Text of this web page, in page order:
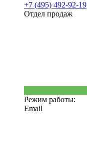
+7 (495) 492-92-19
Отдел продаж
Режим работы:
Email